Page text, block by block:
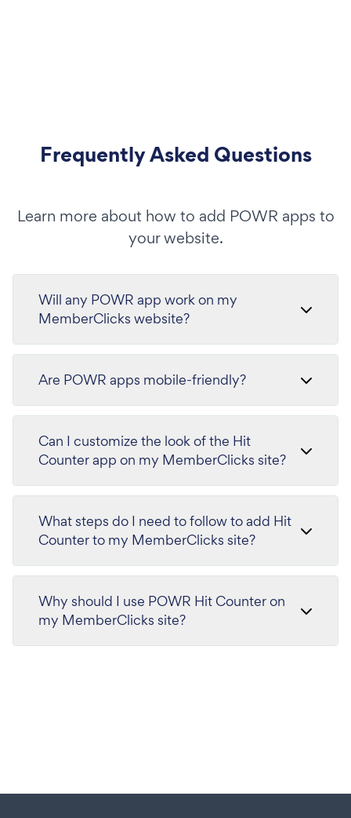
Frequently Asked Questions
Learn more about how to add POWR apps to
your website.
Will any POWR app work on my
MemberClicks website?
Are POWR apps mobile-friendly?
Can I customize the look of the Hit
Counter app on my MemberClicks site?
What steps do I need to follow to add Hit
Counter to my MemberClicks site?
Why should I use POWR Hit Counter on
my MemberClicks site?